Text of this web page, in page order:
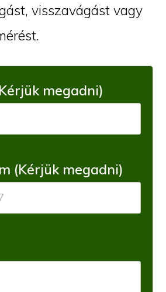
visszavágást vagy
megadni)
(Kérjük megadni)